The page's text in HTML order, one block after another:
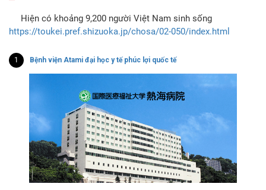
Hiện có khoảng 9,200 người Việt Nam sinh sống
https://toukei.pref.shizuoka.jp/chosa/02-050/index.html
1 Bệnh viện Atami đại học y tế phúc lợi quốc tế